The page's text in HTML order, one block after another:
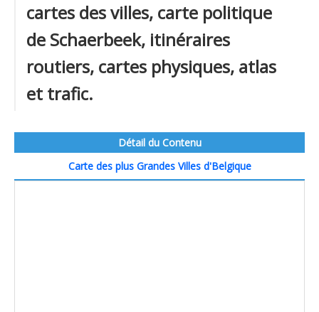
cartes des villes, carte politique
de Schaerbeek, itinéraires
routiers, cartes physiques, atlas
et trafic.
Détail du Contenu
Carte des plus Grandes Villes d'Belgique